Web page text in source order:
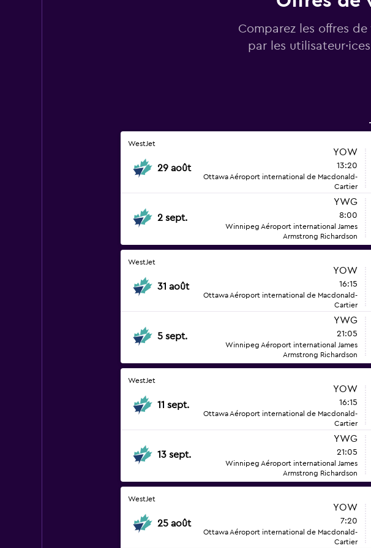
Comparez les offres
par les
WestJet
29 août
YOW
13:20
Ottawa Aéroport international de Macdonald-
Cartier
2 sept.
YWG
8:00
Winnipeg Aéroport international James
Armstrong Richardson
WestJet
31 août
YOW
16:15
Ottawa Aéroport international de Macdonald-
Cartier
5 sept.
YWG
21:05
Winnipeg Aéroport international James
Armstrong Richardson
WestJet
11 sept.
YOW
16:15
Ottawa Aéroport international de Macdonald-
Cartier
13 sept.
YWG
21:05
Winnipeg Aéroport international James
Armstrong Richardson
WestJet
25 août
YOW
7:20
Ottawa Aéroport international de Macdonald-
Cartier